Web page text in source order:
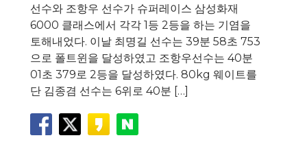
선수와 조항우 선수가 슈퍼레이스 삼성화재
6000 클래스에서 각각 1등 2등을 하는 기염을
토해내었다. 이날 최명길 선수는 39분 58초 753
으로 폴트윈을 달성하였고 조항우선수는 40분
01초 379로 2등을 달성하였다. 80kg 웨이트를
단 김종겸 선수는 6위로 40분 […]